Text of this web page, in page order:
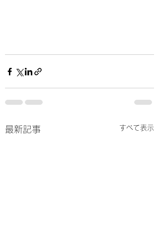
最新記事 すべて表示